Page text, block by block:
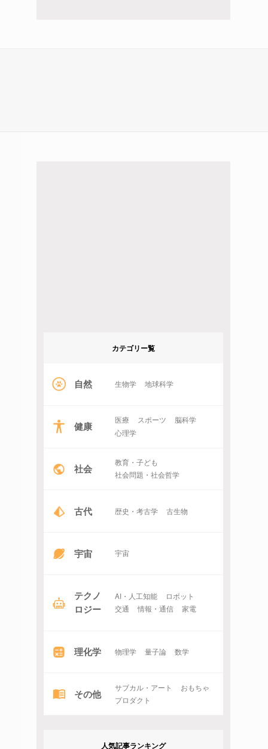
カテゴリー覧
自然 生物学 地球科学
健康 医療 スポーツ
脳科学
心理学
社会
教育・子ども
社会問題・社会哲学
古代 歴史・考古学 古生物
宇宙 宇宙
テクノ
ロジー
AI・人工知能
ロボット
交通
情報・通信 家電
理化学 物理学 量子論 数学
その他 サブカル・アート
おもちゃ
プロダクト
人気記事ランキング